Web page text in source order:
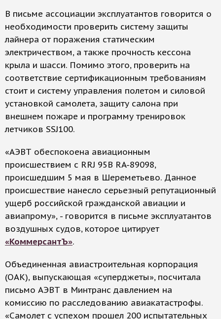
В письме ассоциации эксплуатантов говорится о
необходимости проверить систему защиты
лайнера от поражения статическим
электричеством, а также прочность кессона
крыла и шасси. Помимо этого, проверить на
соответствие сертификационным требованиям
стоит и систему управления полетом и силовой
установкой самолета, защиту салона при
внешнем пожаре и программу тренировок
летчиков SSJ100.
«АЭВТ обеспокоена авиационным
происшествием с RRJ 95B RA-89098,
происшедшим 5 мая в Шереметьево. Данное
происшествие нанесло серьезный репутационный
ущерб российской гражданской авиации и
авиапрому», - говорится в письме эксплуатантов
воздушных судов, которое цитирует
«КоммерсантЪ».
Объединенная авиастроительная корпорация
(ОАК), выпускающая «суперджеты», посчитала
письмо АЭВТ в Минтранс давлением на
комиссию по расследованию авиакатастрофы.
«Самолет с успехом прошел 200 испытательных